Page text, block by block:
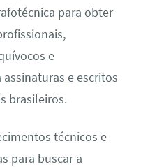
para obter
e
e escritos
brasileiros.
técnicos e
para buscar a